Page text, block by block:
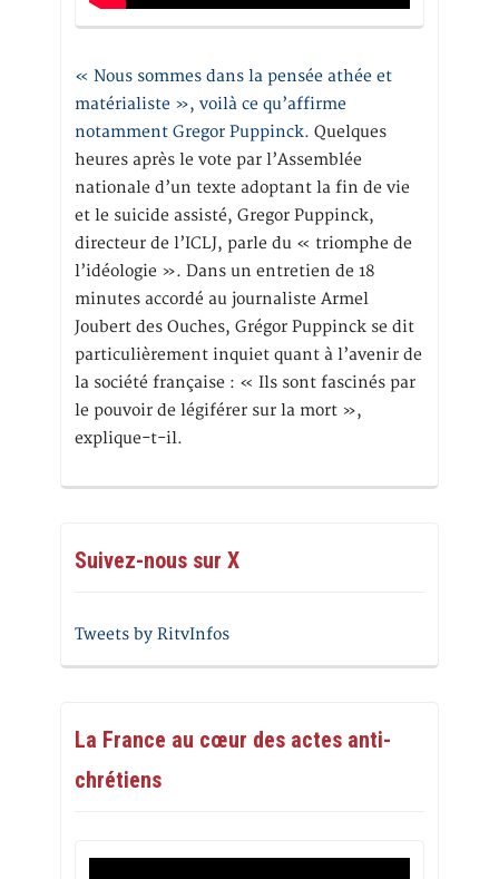
« Nous sommes dans la pensée athée et
matérialiste », voilà ce qu’affirme
notamment Gregor Puppinck. Quelques
heures après le vote par l’Assemblée
nationale d’un texte adoptant la fin de vie
et le suicide assisté, Gregor Puppinck,
directeur de l’ICLJ, parle du « triomphe de
l’idéologie ». Dans un entretien de 18
minutes accordé au journaliste Armel
Joubert des Ouches, Grégor Puppinck se dit
particulièrement inquiet quant à l’avenir de
la société française : « Ils sont fascinés par
le pouvoir de légiférer sur la mort »,
explique-t-il.
Suivez-nous sur X
Tweets by RitvInfos
La France au cœur des actes anti-
chrétiens